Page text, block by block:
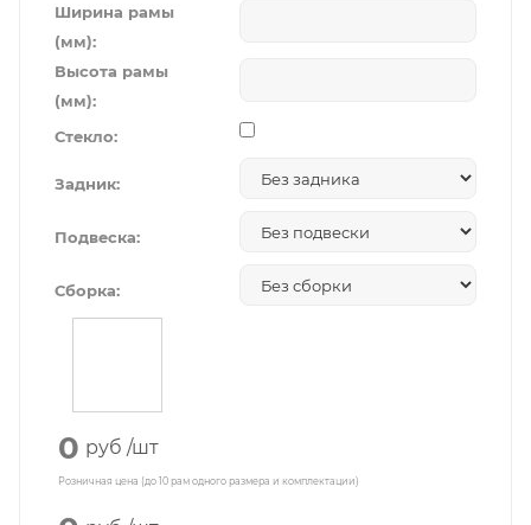
Ширина рамы
(мм):
Высота рамы
(мм):
Стекло:
Задник:
Подвеска:
Сборка:
0 руб /шт
Розничная цена (до 10 рам одного размера и комплектации)